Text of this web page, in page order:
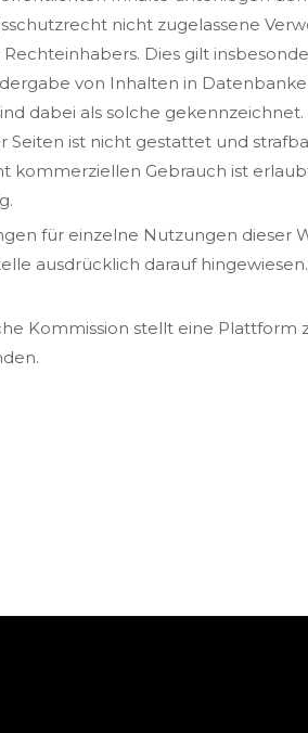
nicht zugelassene
Dies gilt
von Inhalten in
dabei als solche
ist nicht gestattet und
Gebrauch ist
für einzelne Nutzungen dieser
ausdrücklich darauf
Kommission stellt eine